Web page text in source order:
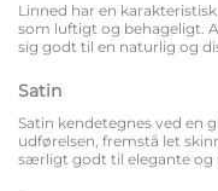
Linned har en
som luftigt og behageligt.
sig godt til en naturlig og
Satin
Satin kendetegnes ved en
udførelsen, fremstå let
særligt godt til elegante og